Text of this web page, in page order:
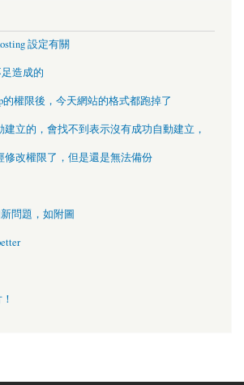
設定有關
造成的
權限後，今天網站的格式都跑掉了
立的，會找不到表示沒有成功自動建立，
修改權限了，但是還是無法備份
問題，如附圖